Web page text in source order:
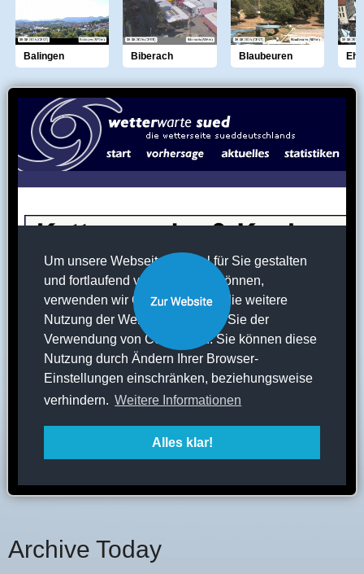
Balingen Biberach Blaubeuren
Archive Today